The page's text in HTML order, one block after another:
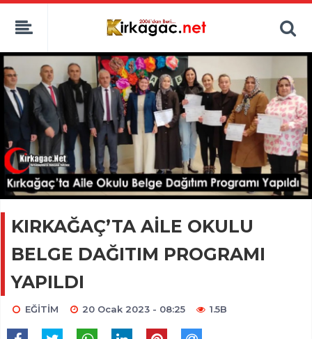
KIRKAĞAÇ’TA AİLE OKULU
BELGE DAĞITIM PROGRAMI
YAPILDI
EĞİTİM 20 Ocak 2023 - 08:25 1.5B